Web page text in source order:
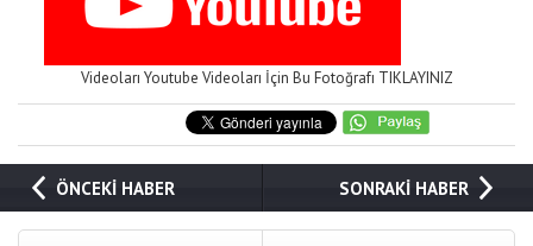
Videoları Youtube Videoları İçin Bu Fotoğrafı TIKLAYINIZ
ÖNCEKİ HABER SONRAKİ HABER